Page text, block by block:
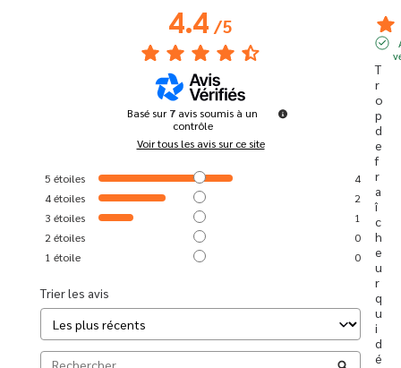
4.4/5
Basé sur7 avis soumis à un
contrôle
Voir tous les avis sur ce site
5 étoiles
4
4étoiles
2
3 étoiles
1
2 étoiles
0
1 étoile 0
Trier les avis
T
r
o
p
d
e
f
r
a
î
c
h
e
u
r
q
u
i
d
é